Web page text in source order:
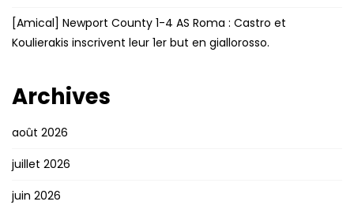
[Amical] Newport County 1-4 AS Roma : Castro et
Koulierakis inscrivent leur 1er but en giallorosso.
Archives
août 2026
juillet 2026
juin 2026